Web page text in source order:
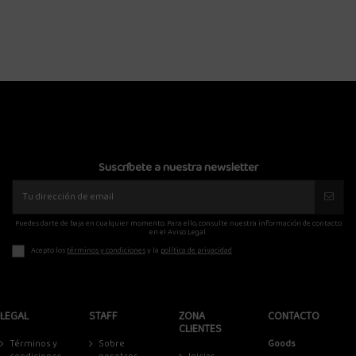
Suscríbete a nuestra newsletter
Puedes darte de baja en cualquier momento. Para ello, consulte nuestra información de contacto
en el Aviso Legal.
Acepto lostérminos y condicionesy la política de privacidad
LEGAL
Términos y
STAFF
Sobre
ZONA
CLIENTES
CONTACTO
Goods